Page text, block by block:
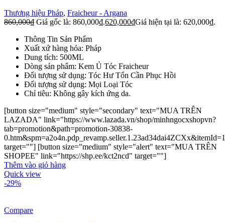
Thương hiệu Pháp, Fraicheur - Argana
860,000₫ Giá gốc là: 860,000₫.620,000₫Giá hiện tại là: 620,000₫.
Thông Tin Sản Phẩm
Xuất xứ hàng hóa: Pháp
Dung tích: 500ML
Dòng sản phẩm: Kem Ủ Tóc Fraicheur
Đối tượng sử dụng: Tóc Hư Tổn Cần Phục Hồi
Đối tượng sử dụng: Mọi Loại Tóc
Chỉ tiêu: Không gây kích ứng da.
[button size="medium" style="secondary" text="MUA TRÊN
LAZADA" link="https://www.lazada.vn/shop/minhngocxshopvn?
tab=promotion&path=promotion-30838-
target=""] [button size="medium" style="alert" text="MUA TRÊN
SHOPEE" link="https://shp.ee/kct2ncd" target=""]
Thêm vào giỏ hàng
Quick view
-29%
Compare